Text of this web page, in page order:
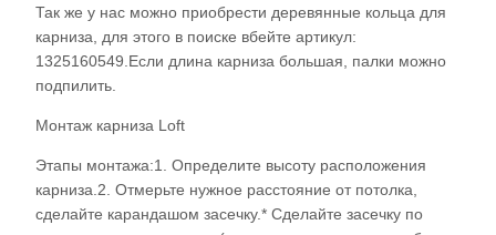
Так же у нас можно приобрести деревянные кольца для
карниза, для этого в поиске вбейте артикул:
1325160549.Если длина карниза большая, палки можно
подпилить.
Монтаж карниза Loft
Этапы монтажа:1. Определите высоту расположения
карниза.2. Отмерьте нужное расстояние от потолка,
сделайте карандашом засечку.* Сделайте засечку по